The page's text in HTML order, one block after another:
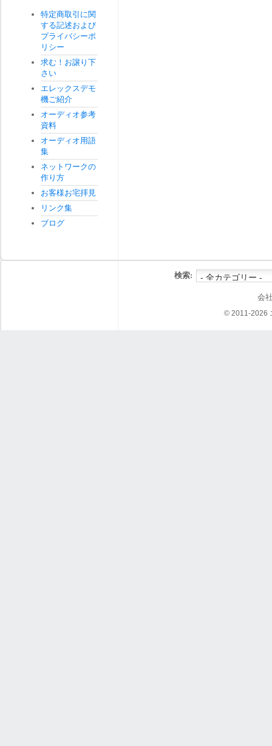
特定商取引に関
する記述および
プライバシーポ
リシー
求む！お譲り下
さい
エレックスデモ
機ご紹介
オーディオ参考
資料
オーディオ用語
集
ネットワークの
作り方
お客様お宅拝見
リンク集
ブログ
検索:
会
© 2011-2026